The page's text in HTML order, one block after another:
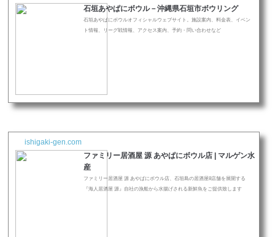
石垣あやぱにボウル－沖縄県石垣市ボウリング
石垣あやぱにボウルオフィシャルウェブサイト。施設案内、料金表、イベン
ト情報、リーグ戦情報、アクセス案内、予約・問い合わせなど
ishigaki-gen.com
ファミリー居酒屋 源 あやぱにボウル店 | マルゲン水
産
ファミリー居酒屋 源 あやぱにボウル店、石垣島の居酒屋8店舗を展開する
『海人居酒屋 源』自社の漁船から水揚げされる新鮮魚をご提供致します